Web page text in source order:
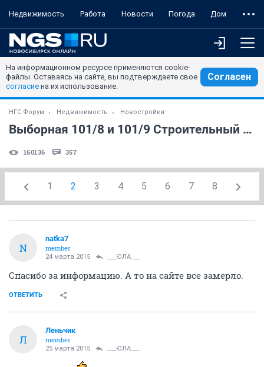
Недвижимость Работа Новости Погода Дом
На информационном ресурсе применяются cookie-
файлы. Оставаясь на сайте, вы подтверждаете свое
согласие на их использование.
Согласен
НГС.Форум Недвижимость Новостройки
Выборная 101/8 и 101/9 Строительный трест 43
160136 357
1 2 3 4 5 6 7 8
N
natka7
member
24 марта 2015 ___ЮЛА___
Спасибо за информацию. А то на сайте все замерло.
ОТВЕТИТЬ
Л
Леньчик
member
25 марта 2015 ___ЮЛА___